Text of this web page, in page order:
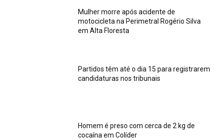
Mulher morre após acidente de
motocicleta na Perimetral Rogério Silva
em Alta Floresta
Partidos têm até o dia 15 para registrarem
candidaturas nos tribunais
Homem é preso com cerca de 2 kg de
cocaína em Colíder